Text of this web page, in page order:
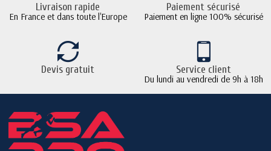
Livraison rapide
En France et dans toute l'Europe
Paiement sécurisé
Paiement en ligne 100% sécurisé
Devis gratuit Service client
Du lundi au vendredi de 9h à 18h